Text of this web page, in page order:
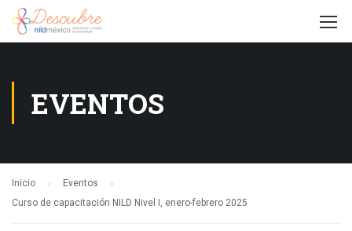
EVENTOS
Inicio
Eventos
Curso de capacitación NILD Nivel I, enero-febrero 2025